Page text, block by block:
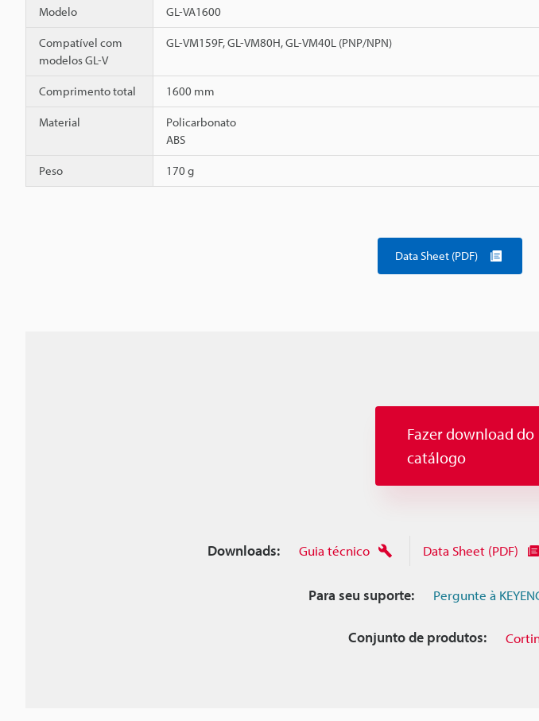
Modelo GL-VA1600
Compatível com
modelos GL-V
GL-VM159F, GL-VM80H, GL-VM40L (PNP/NPN)
Comprimento total 1600 mm
Material
Policarbonato
ABS
Peso 170 g
Data Sheet (PDF)
Fazer download do
catálogo
Downloads: Guia técnico Data Sheet (PDF)
Para seu suporte: Pergunte à
Conjunto de produtos: